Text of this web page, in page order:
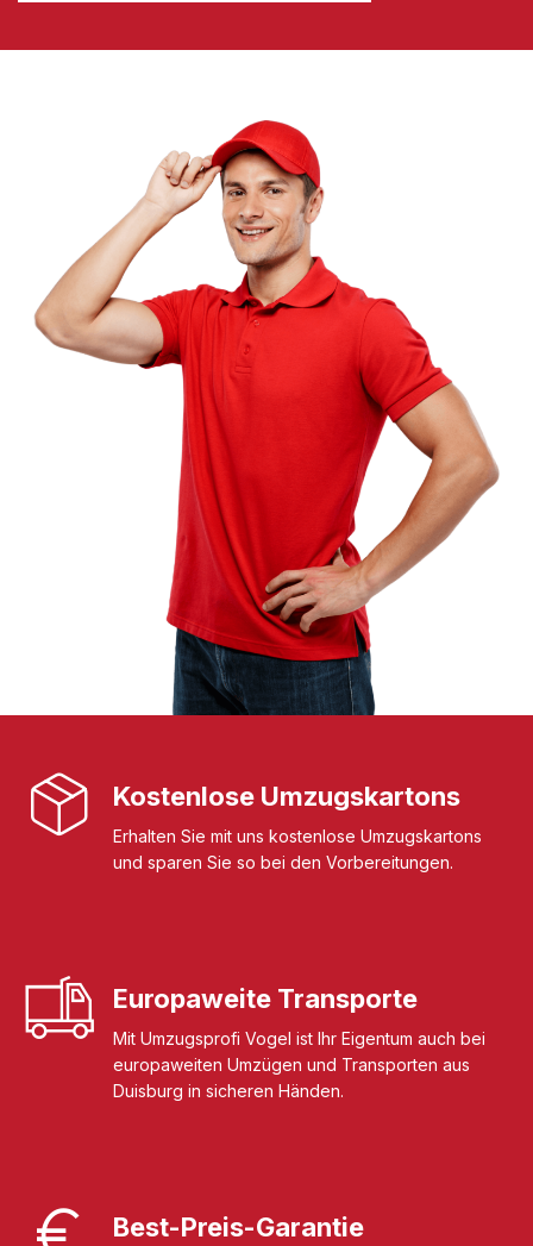
Kostenlose Umzugskartons
Erhalten Sie mit uns kostenlose Umzugskartons
und sparen Sie so bei den Vorbereitungen.
Europaweite Transporte
Mit Umzugsprofi Vogel ist Ihr Eigentum auch bei
europaweiten Umzügen und Transporten aus
Duisburg in sicheren Händen.
Best-Preis-Garantie